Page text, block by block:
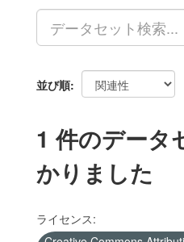
並び順
1 件のデータ
かりました
ライセンス: